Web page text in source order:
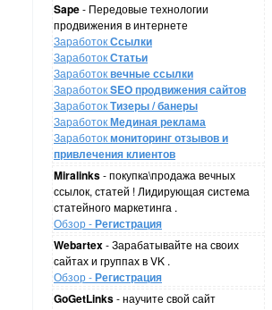
Sape- Передовые технологии
продвижения в интернете
ЗаработокСсылки
ЗаработокСтатьи
Заработоквечные ссылки
ЗаработокSEO продвижения сайтов
ЗаработокТизеры / банеры
ЗаработокМединая реклама
Заработокмониторинг отзывов и
привлечения клиентов
Miralinks- покупка\продажа вечных
ссылок, статей ! Лидирующая система
статейного маркетинга .
Обзор -Регистрация
Webartex- Зарабатывайте на своих
сайтах и группах в VK .
Обзор -Регистрация
GoGetLinks- научите свой сайт